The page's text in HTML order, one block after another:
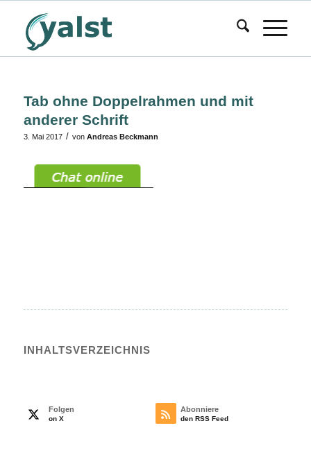
Tab ohne Doppelrahmen und mit
anderer Schrift
3. Mai 2017 / von Andreas Beckmann
INHALTS­VERZEICHNIS
Folgen
on X
Abonniere
den RSS Feed